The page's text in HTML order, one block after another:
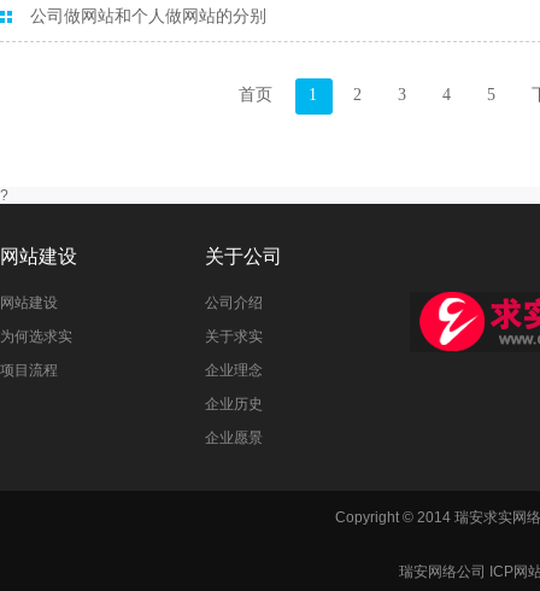
公司做网站和个人做网站的分别
首页 1 2 3 4 5
?
网站建设
网站建设
为何选求实
项目流程
关于公司
公司介绍
关于求实
企业理念
企业历史
企业愿景
Copyright © 2014 瑞安求实网
瑞安网络公司 ICP网